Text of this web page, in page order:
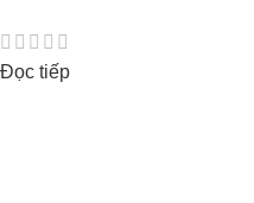
Đọc tiếp